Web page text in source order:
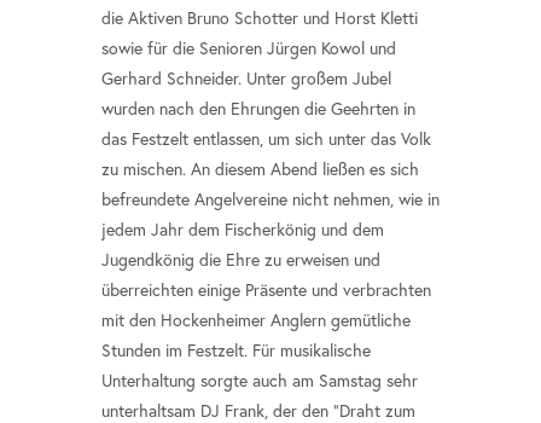
die Aktiven Bruno Schotter und Horst Kletti
sowie für die Senioren Jürgen Kowol und
Gerhard Schneider. Unter großem Jubel
wurden nach den Ehrungen die Geehrten in
das Festzelt entlassen, um sich unter das Volk
zu mischen. An diesem Abend ließen es sich
befreundete Angelvereine nicht nehmen, wie in
jedem Jahr dem Fischerkönig und dem
Jugendkönig die Ehre zu erweisen und
überreichten einige Präsente und verbrachten
mit den Hockenheimer Anglern gemütliche
Stunden im Festzelt. Für musikalische
Unterhaltung sorgte auch am Samstag sehr
unterhaltsam DJ Frank, der den "Draht zum